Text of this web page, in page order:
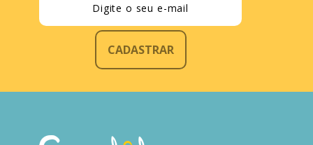
CADASTRAR